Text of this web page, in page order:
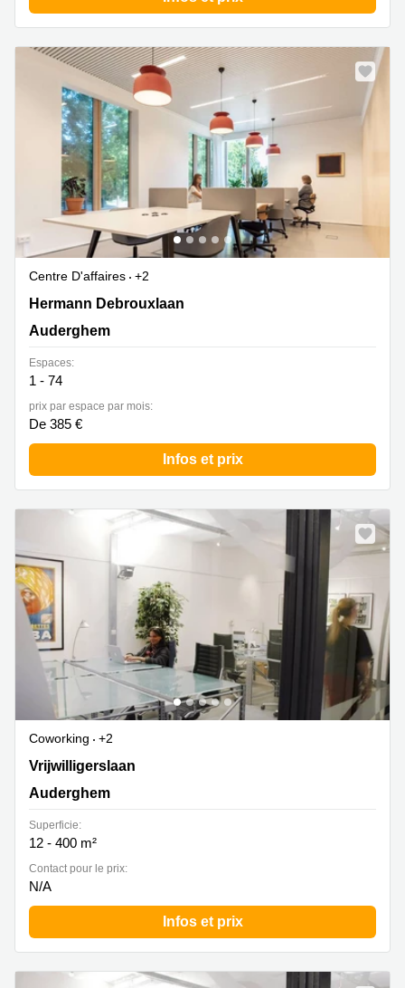
Centre D'affaires
+2
Hermann Debrouxlaan 54, Auderghem
Hermann Debrouxlaan
Auderghem
Espaces:
1 - 74
prix par espace par mois:
De 385 €
Infos et prix
Coworking
+2
Avenue des Volontaires 19, Bruxelles, Auderghem
Vrijwilligerslaan
Auderghem
Superficie:
12 - 400 m²
Contact pour le prix:
N/A
Infos et prix